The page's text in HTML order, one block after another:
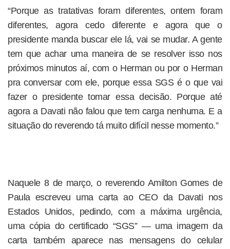
“Porque as tratativas foram diferentes, ontem foram
diferentes, agora cedo diferente e agora que o
presidente manda buscar ele lá, vai se mudar. A gente
tem que achar uma maneira de se resolver isso nos
próximos minutos aí, com o Herman ou por o Herman
pra conversar com ele, porque essa SGS é o que vai
fazer o presidente tomar essa decisão. Porque até
agora a Davati não falou que tem carga nenhuma. E a
situação do reverendo tá muito difícil nesse momento.”
Naquele 8 de março, o reverendo Amilton Gomes de
Paula escreveu uma carta ao CEO da Davati nos
Estados Unidos, pedindo, com a máxima urgência,
uma cópia do certificado “SGS” — uma imagem da
carta também aparece nas mensagens do celular